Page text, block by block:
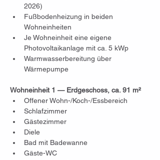
2026)
Fußbodenheizung in beiden
Wohneinheiten
Je Wohneinheit eine eigene
Photovoltaikanlage mit ca. 5 kWp
Warmwasserbereitung über
Wärmepumpe
Wohneinheit 1 — Erdgeschoss, ca. 91 m²
Offener Wohn-/Koch-/Essbereich
Schlafzimmer
Gästezimmer
Diele
Bad mit Badewanne
Gäste-WC